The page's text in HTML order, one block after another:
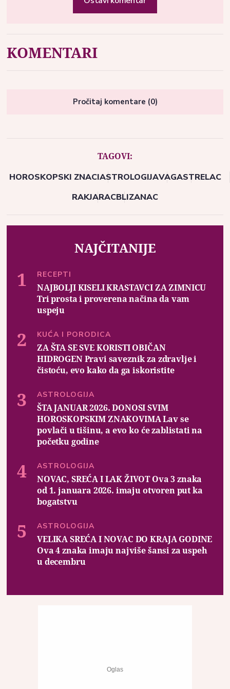
KOMENTARI
Pročitaj komentare (0)
TAGOVI:
HOROSKOPSKI ZNACIASTROLOGIJAVAGASTRELAC
RAKJARACBLIZANAC
NAJČITANIJE
RECEPTI
NAJBOLJI KISELI KRASTAVCI ZA ZIMNICU
Tri prosta i proverena načina da vam
uspeju
KUĆA I PORODICA
ZA ŠTA SE SVE KORISTI OBIČAN
HIDROGEN Pravi saveznik za zdravlje i
čistoću, evo kako da ga iskoristite
ASTROLOGIJA
ŠTA JANUAR 2026. DONOSI SVIM
HOROSKOPSKIM ZNAKOVIMA Lav se
povlači u tišinu, a evo ko će zablistati na
početku godine
ASTROLOGIJA
NOVAC, SREĆA I LAK ŽIVOT Ova 3 znaka
od 1. januara 2026. imaju otvoren put ka
bogatstvu
ASTROLOGIJA
VELIKA SREĆA I NOVAC DO KRAJA GODINE
Ova 4 znaka imaju najviše šansi za uspeh
u decembru